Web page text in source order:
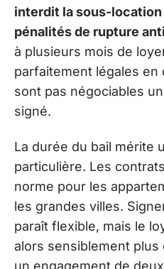
interdit la sous-location
pénalités de rupture
à plusieurs mois de
parfaitement légales en
sont pas négociables
signé.
La durée du bail mérite
particulière. Les
norme pour les
les grandes villes.
paraît flexible, mais le
alors sensiblement plus